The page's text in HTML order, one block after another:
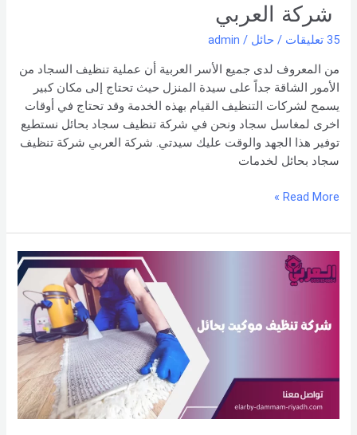
شركة العربي
35 تعليقات / حائل /
admin
من المعروف لدى جميع الأسر العربية أن عملية تنظيف السجاد من
الأمور الشاقة جداً على سيدة المنزل حيث تحتاج إلى مكان كبير
يسمح لشركات التنظيف القيام بهذه الخدمة وقد تحتاج في أوقات
اخرى لمغاسل سجاد ونحن في شركة تنظيف سجاد بحائل نستطيع
توفير هذا الجهد والوقت عليك سيدتي. شركة العربي شركة تنظيف
سجاد بحائل لخدمات
Read More »
تنظيف
شركة العربي